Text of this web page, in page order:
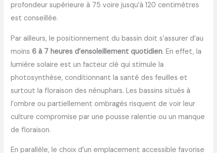
profondeur supérieure à 75 voire jusqu’à 120 centimètres
est conseillée.
Par ailleurs, le positionnement du bassin doit s’assurer d’au
moins6 à 7 heures d’ensoleillement quotidien. En effet, la
lumière solaire est un facteur clé qui stimule la
photosynthèse, conditionnant la santé des feuilles et
surtout la floraison des nénuphars. Les bassins situés à
l’ombre ou partiellement ombragés risquent de voir leur
culture compromise par une pousse ralentie ou un manque
de floraison.
En parallèle, le choix d’un emplacement accessible favorise